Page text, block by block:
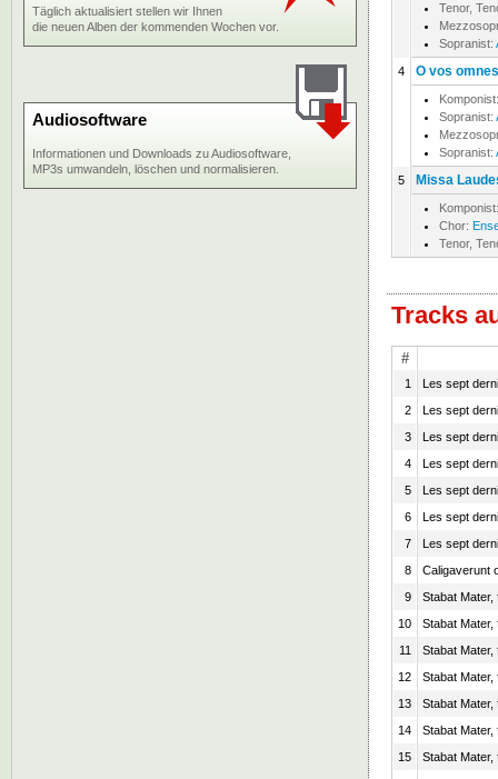
Tenor,
Sopranist:
4 O vos
Sopranist:
Sopranist:
5 Missa
Chor:
Tenor,
Tracks
#
1
Les sept
2
Les sept
3
Les sept
4
Les sept
5
Les sept
6
Les sept
7
Les sept
8
Caligaverunt
9
Stabat
10
Stabat
11
Stabat
12
Stabat
13
Stabat
14
Stabat
15
Stabat
Täglich aktualisiert stellen wir Ihnen
die neuen Alben der kommenden Wochen vor.
Audiosoftware
Informationen und Downloads zu Audiosoftware,
MP3s umwandeln, löschen und normalisieren.